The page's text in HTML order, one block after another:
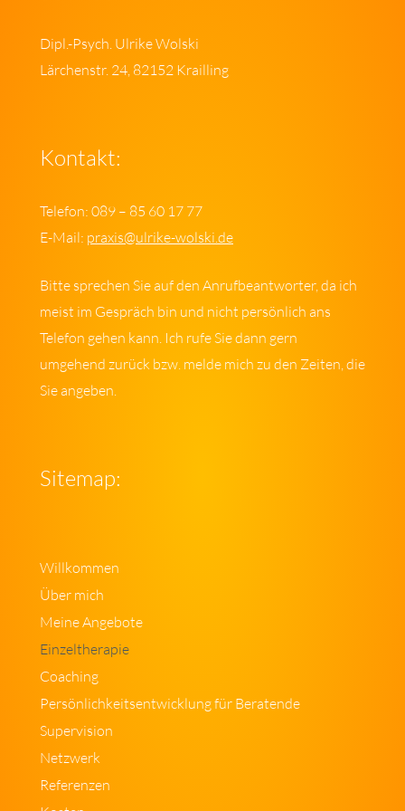
Dipl.-Psych. Ulrike Wolski
Lärchenstr. 24, 82152 Krailling
Kontakt:
Telefon: 089 – 85 60 17 77
E-Mail: praxis@ulrike-wolski.de
Bitte sprechen Sie auf den Anrufbeantworter, da ich
meist im Gespräch bin und nicht persönlich ans
Telefon gehen kann. Ich rufe Sie dann gern
umgehend zurück bzw. melde mich zu den Zeiten, die
Sie angeben.
Sitemap:
Willkommen
Über mich
Meine Angebote
Einzeltherapie
Coaching
Persönlichkeitsentwicklung für Beratende
Supervision
Netzwerk
Referenzen